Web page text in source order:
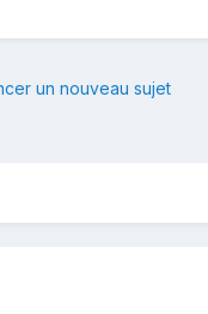
un nouveau sujet